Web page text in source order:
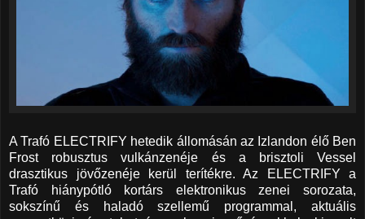
A Trafó ELECTRIFY hetedik állomásán az Izlandon élő Ben
Frost robusztus vulkánzenéje és a brisztoli Vessel
drasztikus jövőzenéje kerül terítékre. Az ELECTRIFY a
Trafó hiánypótló kortárs elektronikus zenei sorozata,
sokszínű és haladó szellemű programmal, aktuális